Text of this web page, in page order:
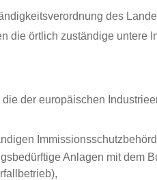
des
die örtlich zuständige untere
der europäischen
Anlagen mit dem